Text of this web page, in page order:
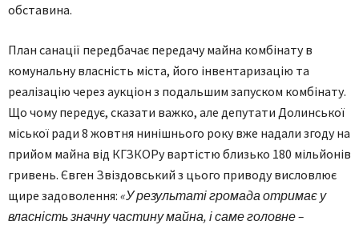
обставина.
План санації передбачає передачу майна комбінату в
комунальну власність міста, його інвентаризацію та
реалізацію через аукціон з подальшим запуском комбінату.
Що чому передує, сказати важко, але депутати Долинської
міської ради 8 жовтня нинішнього року вже надали згоду на
прийом майна від КГЗКОРу вартістю близько 180 мільйонів
гривень. Євген Звіздовський з цього приводу висловлює
щире задоволення: «У результаті громада отримає у
власність значну частину майна, і саме головне –